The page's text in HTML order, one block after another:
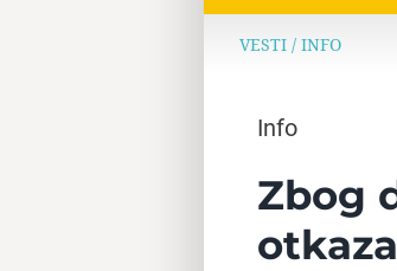
VESTI/ INFO
Info
Zbog